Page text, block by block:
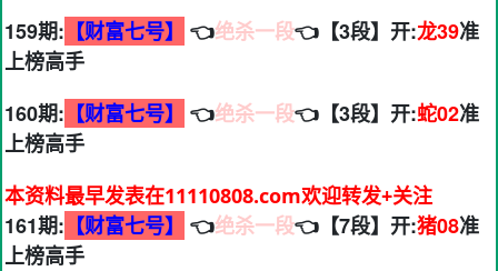
159期: 【财富七号】 👈绝杀一段👈【3段】开:龙39准
上榜高手
160期: 【财富七号】 👈绝杀一段👈【3段】开:蛇02准
上榜高手
本资料最早发表在11110808.com欢迎转发+关注
161期: 【财富七号】 👈绝杀一段👈【7段】开:猪08准
上榜高手